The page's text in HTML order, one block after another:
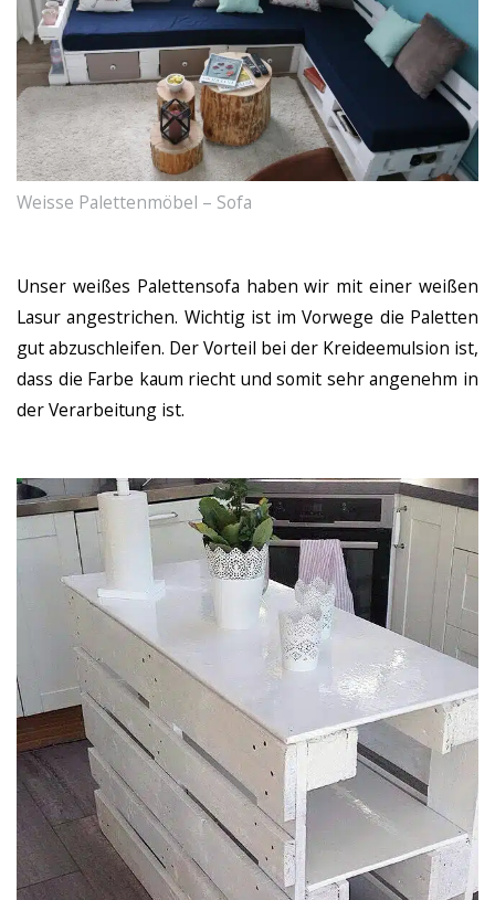
Weisse Palettenmöbel – Sofa
Unser weißes Palettensofa haben wir mit einer weißen
Lasur angestrichen. Wichtig ist im Vorwege die Paletten
gut abzuschleifen. Der Vorteil bei der Kreideemulsion ist,
dass die Farbe kaum riecht und somit sehr angenehm in
der Verarbeitung ist.